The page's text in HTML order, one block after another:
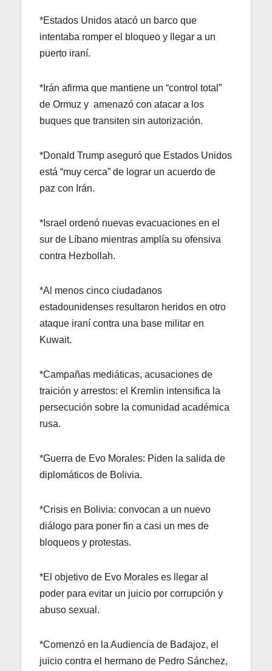
*Estados Unidos atacó un barco que
intentaba romper el bloqueo y llegar a un
puerto iraní.
*Irán afirma que mantiene un “control total”
de Ormuz y amenazó con atacar a los
buques que transiten sin autorización.
*Donald Trump aseguró que Estados Unidos
está “muy cerca” de lograr un acuerdo de
paz con Irán.
*Israel ordenó nuevas evacuaciones en el
sur de Líbano mientras amplía su ofensiva
contra Hezbollah.
*Al menos cinco ciudadanos
estadounidenses resultaron heridos en otro
ataque iraní contra una base militar en
Kuwait.
*Campañas mediáticas, acusaciones de
traición y arrestos: el Kremlin intensifica la
persecución sobre la comunidad académica
rusa.
*Guerra de Evo Morales: Piden la salida de
diplomáticos de Bolivia.
*Crisis en Bolivia: convocan a un nuevo
diálogo para poner fin a casi un mes de
bloqueos y protestas.
*El objetivo de Evo Morales es llegar al
poder para evitar un juicio por corrupción y
abuso sexual.
*Comenzó en la Audiencia de Badajoz, el
juicio contra el hermano de Pedro Sánchez,